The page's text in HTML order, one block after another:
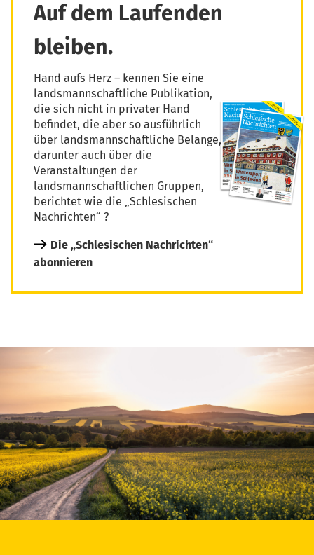
Auf dem Laufenden
bleiben.
Hand aufs Herz – kennen Sie eine
landsmannschaftliche Publikation,
die sich nicht in privater Hand
befindet, die aber so ausführlich
über landsmannschaftliche Belange,
darunter auch über die
Veranstaltungen der
landsmannschaftlichen Gruppen,
berichtet wie die „Schlesischen
Nachrichten“ ?
Die „Schlesischen Nachrichten“
abonnieren